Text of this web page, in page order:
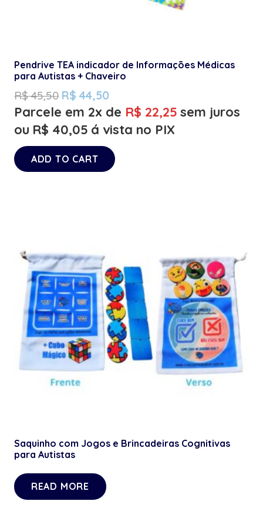
Pendrive TEA indicador de Informações Médicas
para Autistas + Chaveiro
R$45,50 R$ 44,50
Parcele em 2x de R$ 22,25 sem juros
ou R$ 40,05 á vista no PIX
ADD TO CART
Saquinho com Jogos e Brincadeiras Cognitivas
para Autistas
READ MORE